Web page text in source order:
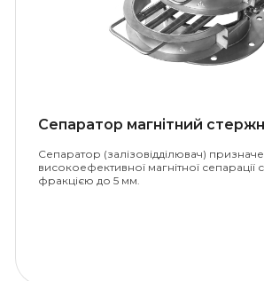
Сепаратор магнітний
Сепаратор (залізовідділювач)
високоефективної магнітної сепарації
фракцією до 5 мм.